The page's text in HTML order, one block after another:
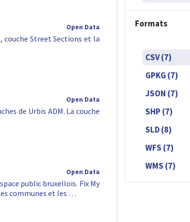
Open Data
couche Street Sections et la
Open Data
de Urbis ADM. La couche
Open Data
public bruxellois. Fix My
communes et les …
Formats
CSV (7)
GPKG (7)
JSON (7)
SHP (7)
SLD (8)
WFS (7)
WMS (7)